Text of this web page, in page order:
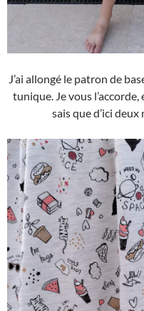
J’ai allongé le patron de
tunique. Je vous
sais que d’ici